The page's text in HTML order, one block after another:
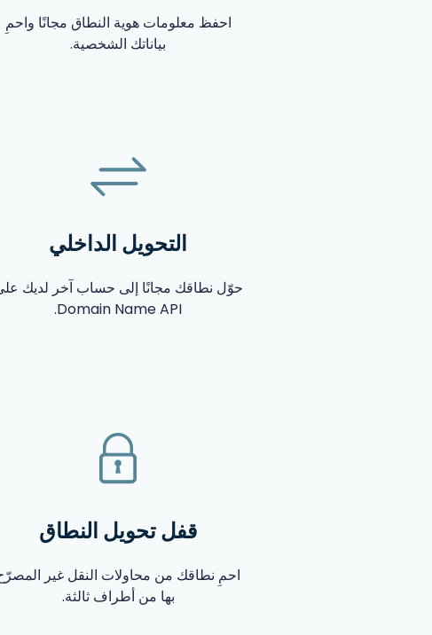
احفظ معلومات هوية النطاق مجانًا واحمِ
بياناتك الشخصية.
التحويل الداخلي
حوّل نطاقك مجانًا إلى حساب آخر لديك
Domain Name API.
قفل تحويل النطاق
احمِ نطاقك من محاولات النقل غير
بها من أطراف ثالثة.